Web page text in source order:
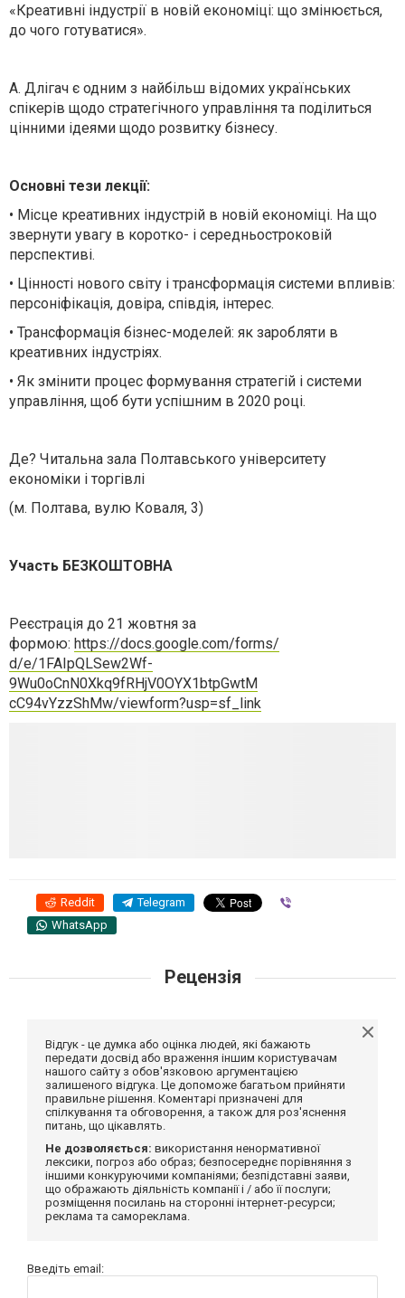
«Креативні індустрії в новій економіці: що змінюється,
до чого готуватися».
А. Длігач є одним з найбільш відомих українських
спікерів щодо стратегічного управління та поділиться
цінними ідеями щодо розвитку бізнесу.
Основні тези лекції:
• Місце креативних індустрій в новій економіці. На що
звернути увагу в коротко- і середньостроковій
перспективі.
• Цінності нового світу і трансформація системи впливів:
персоніфікація, довіра, співдія, інтерес.
• Трансформація бізнес-моделей: як заробляти в
креативних індустріях.
• Як змінити процес формування стратегій і системи
управління, щоб бути успішним в 2020 році.
Де? Читальна зала Полтавського університету
економіки і торгівлі
(м. Полтава, вулю Коваля, 3)
Участь БЕЗКОШТОВНА
Реєстрація до 21 жовтня за
формою: https://docs.google.com/forms/
d/e/1FAIpQLSew2Wf-
9Wu0oCnN0Xkq9fRHjV0OYX1btpGwtM
cC94vYzzShMw/viewform?usp=sf_ link
Reddit Telegram
WhatsApp
Рецензія
Відгук - це думка або оцінка людей, які бажають
передати досвід або враження іншим користувачам
нашого сайту з обов'язковою аргументацією
залишеного відгука. Це допоможе багатьом прийняти
правильне рішення. Коментарі призначені для
спілкування та обговорення, а також для роз'яснення
питань, що цікавлять.
Не дозволяється: використання ненормативної
лексики, погроз або образ; безпосереднє порівняння з
іншими конкуруючими компаніями; безпідставні заяви,
що ображають діяльність компанії і / або її послуги;
розміщення посилань на сторонні інтернет-ресурси;
реклама та самореклама.
Введіть email: